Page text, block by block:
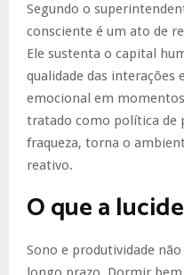
Segundo o
consciente é um ato de
Ele sustenta o capital
qualidade das interações
emocional em
tratado como política de
fraqueza, torna o
reativo.
O que a
Sono e produtividade